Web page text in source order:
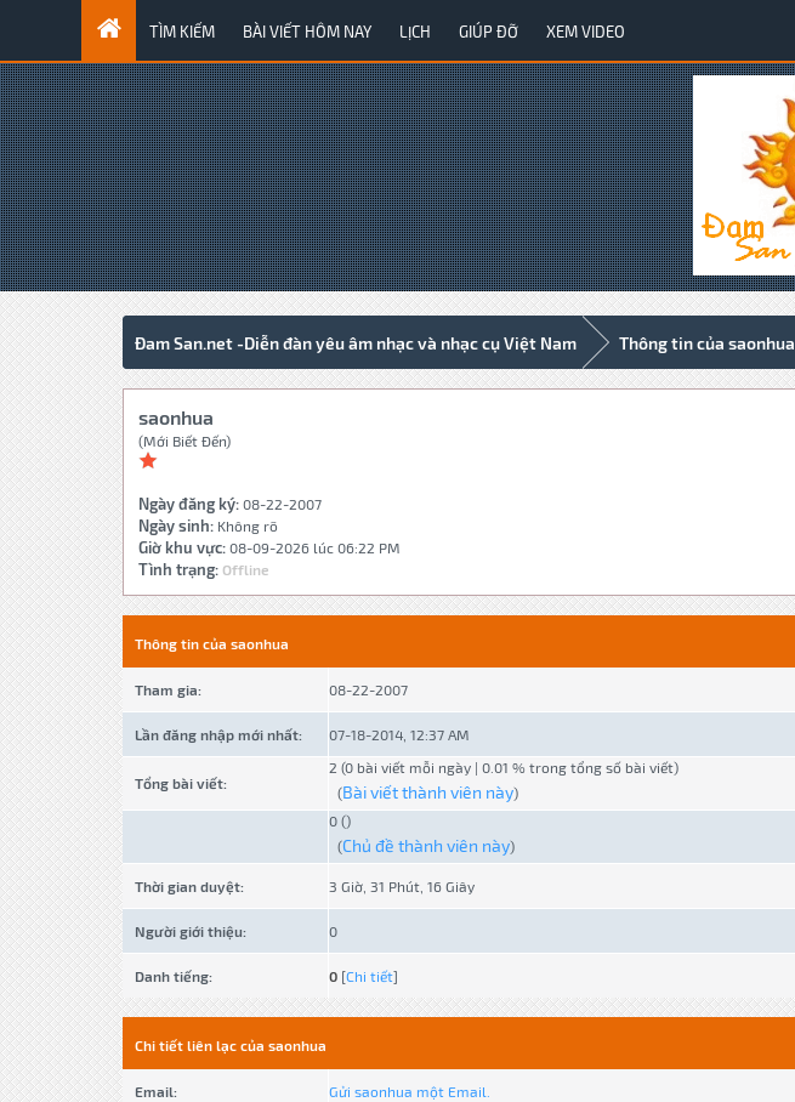
TÌM KIẾM BÀI VIẾT HÔM NAY LỊCH GIÚP ĐỠ XEM VIDEO
Đam San.net -Diễn đàn yêu âm nhạc và nhạc cụ Việt Nam Thông tin của saonhua
saonhua
(Mới Biết Đến)
Ngày đăng ký:08-22-2007
Ngày sinh:Không rõ
Giờ khu vực:08-09-2026 lúc 06:22 PM
Tình trạng: Offline
Thông tin của saonhua
Tham gia: 08-22-2007
Lần đăng nhập mới nhất: 07-18-2014, 12:37 AM
Tổng bài viết:
2 (0 bài viết mỗi ngày | 0.01 % trong tổng số bài viết)
(Bài viết thành viên này)
0 ()
(Chủ đề thành viên này)
Thời gian duyệt: 3 Giờ, 31 Phút, 16 Giây
Người giới thiệu: 0
Danh tiếng: 0 [Chi tiết]
Chi tiết liên lạc của saonhua
Email: Gửi saonhua một Email.